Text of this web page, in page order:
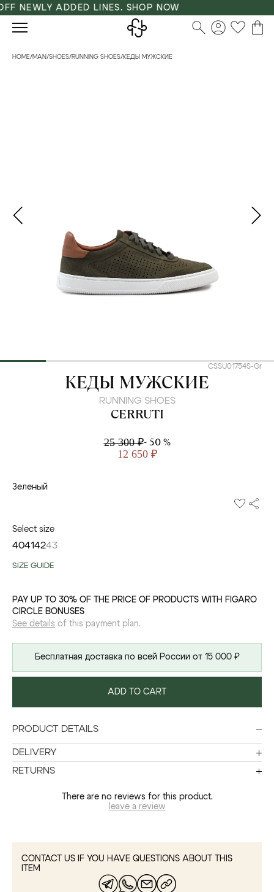
NEWLY ADDED LINES. SHOP NOW
HOME/MAN/SHOES/RUNNING SHOES/КЕДЫ МУЖСКИЕ
CSSU01754S-Gr
CERRUTI
КЕДЫ МУЖСКИЕ
RUNNING SHOES
CERRUTI
25 300 ₽- 50 %
12 650 ₽
Зеленый
Select size
40414243
SIZE GUIDE
PAY UP TO 30% OF THE PRICE OF PRODUCTS WITH FIGARO
CIRCLE BONUSES
See details of this payment plan.
Бесплатная доставка по всей России от 15 000 ₽
ADD TO CART
PRODUCT DETAILS
DELIVERY
RETURNS
There are no reviews for this product.
leave a review
CONTACT US IF YOU HAVE QUESTIONS ABOUT THIS
ITEM